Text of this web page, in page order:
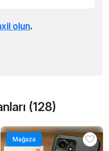
olun.
(128)
Mağaza